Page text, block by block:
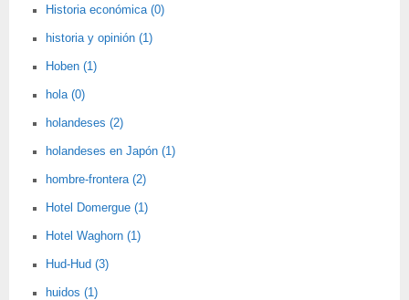
Historia económica (0)
historia y opinión (1)
Hoben (1)
hola (0)
holandeses (2)
holandeses en Japón (1)
hombre-frontera (2)
Hotel Domergue (1)
Hotel Waghorn (1)
Hud-Hud (3)
huidos (1)